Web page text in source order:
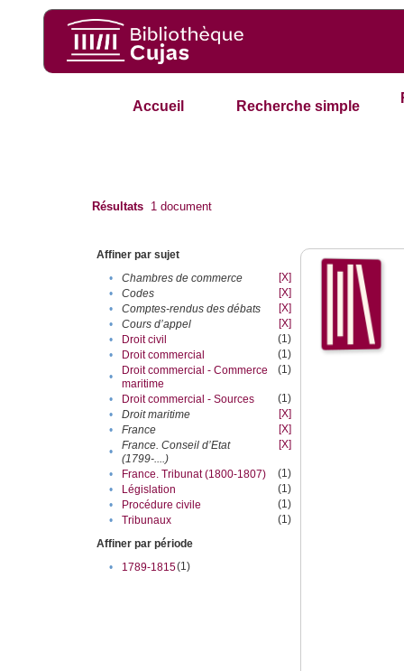
Accueil Recherche simple
Résultats 1 document
Affiner par sujet
•
Chambres de commerce
[X]
•
Codes
[X]
•
Comptes-rendus des débats
[X]
•
Cours d’appel
[X]
•
Droit civil
(1)
•
Droit commercial
(1)
•
Droit commercial - Commerce
maritime
(1)
• Droit commercial - Sources
(1)
•
Droit maritime
[X]
•
France
[X]
•
France. Conseil d’Etat
(1799-....)
[X]
• France. Tribunat (1800-1807)
(1)
•
Législation
(1)
•
Procédure civile
(1)
•
Tribunaux
(1)
Affiner par période
•
1789-1815(1)